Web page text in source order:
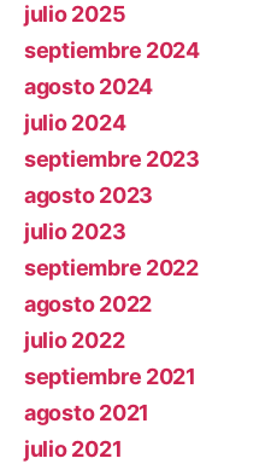
julio 2025
septiembre 2024
agosto 2024
julio 2024
septiembre 2023
agosto 2023
julio 2023
septiembre 2022
agosto 2022
julio 2022
septiembre 2021
agosto 2021
julio 2021